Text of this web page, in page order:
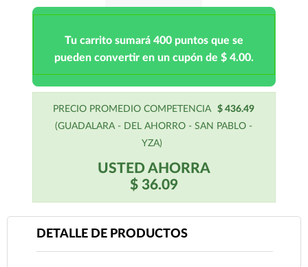
Tu carrito sumará 400 puntos que se
pueden convertir en un cupón de $ 4.00.
PRECIO PROMEDIO COMPETENCIA
$ 436.49
(GUADALARA - DEL AHORRO - SAN PABLO -
YZA)
USTED AHORRA
$ 36.09
DETALLE DE PRODUCTOS